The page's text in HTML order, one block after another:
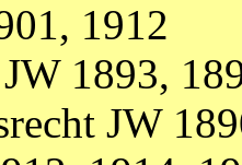
1912
1893,
JW